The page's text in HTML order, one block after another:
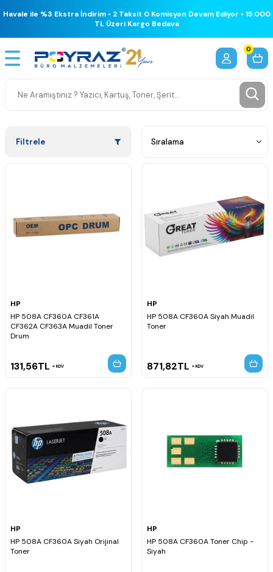
Havale ile %3 Ekstra İndirim • 2 Taksit 0 Komisyon Devam Ediyor • 15.000
TL Üzeri Kargo Bedava
0
Filtrele
HP
HP 508A CF360A CF361A
CF362A CF363A Muadil Toner
Drum
131,56TL KDV
HP
HP 508A CF360A Siyah Muadil
Toner
871,82TL KDV
HP
HP 508A CF360A Siyah Orijinal
Toner
HP
HP 508A CF360A Toner Chip -
Siyah